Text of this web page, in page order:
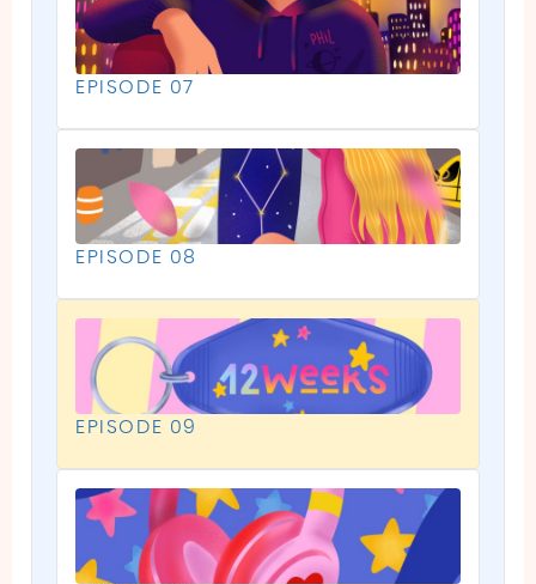
EPISODE 07
EPISODE 08
EPISODE 09